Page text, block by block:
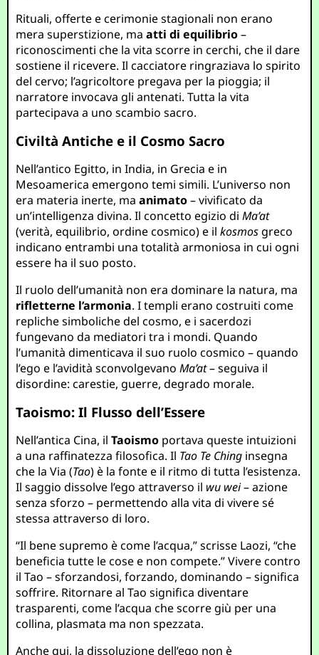
Rituali, offerte e cerimonie stagionali non erano
mera superstizione, maatti di equilibrio–
riconoscimenti che la vita scorre in cerchi, che il dare
sostiene il ricevere. Il cacciatore ringraziava lo spirito
del cervo; l’agricoltore pregava per la pioggia; il
narratore invocava gli antenati. Tutta la vita
partecipava a uno scambio sacro.
Civiltà Antiche e il Cosmo Sacro
Nell’antico Egitto, in India, in Grecia e in
Mesoamerica emergono temi simili. L’universo non
era materia inerte, maanimato– vivificato da
un’intelligenza divina. Il concetto egizio diMa’at
(verità, equilibrio, ordine cosmico) e ilkosmos greco
indicano entrambi una totalità armoniosa in cui ogni
essere ha il suo posto.
Il ruolo dell’umanità non era dominare la natura, ma
rifletterne l’armonia. I templi erano costruiti come
repliche simboliche del cosmo, e i sacerdozi
fungevano da mediatori tra i mondi. Quando
l’umanità dimenticava il suo ruolo cosmico – quando
l’ego e l’avidità sconvolgevanoMa’at– seguiva il
disordine: carestie, guerre, degrado morale.
Taoismo: Il Flusso dell’Essere
Nell’antica Cina, ilTaoismo portava queste intuizioni
a una raffinatezza filosofica. Il Tao Te Ching insegna
che la Via (Tao) è la fonte e il ritmo di tutta l’esistenza.
Il saggio dissolve l’ego attraverso il wu wei– azione
senza sforzo – permettendo alla vita di vivere sé
stessa attraverso di loro.
“Il bene supremo è come l’acqua,” scrisse Laozi, “che
beneficia tutte le cose e non compete.” Vivere contro
il Tao – sforzandosi, forzando, dominando – significa
soffrire. Ritornare al Tao significa diventare
trasparenti, come l’acqua che scorre giù per una
collina, plasmata ma non spezzata.
Anche qui, la dissoluzione dell’ego non è